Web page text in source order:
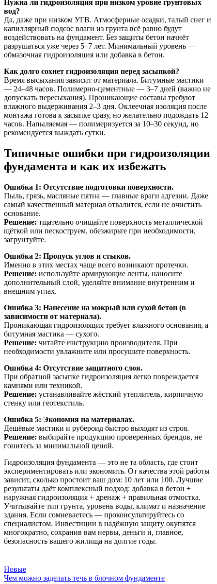
Нужна ли гидроизоляция при низком уровне грунтовых
вод?
Да, даже при низком УГВ. Атмосферные осадки, талый снег и
капиллярный подсос влаги из грунта всё равно будут
воздействовать на фундамент. Без защиты бетон начнёт
разрушаться уже через 5–7 лет. Минимальный уровень —
обмазочная гидроизоляция или добавка в бетон.
Как долго сохнет гидроизоляция перед засыпкой?
Время высыхания зависит от материала. Битумные мастики
— 24–48 часов. Полимерно-цементные — 3–7 дней (важно не
допускать пересыхания). Проникающие составы требуют
влажного выдерживания 2–3 дня. Оклеечная изоляция после
монтажа готова к засыпке сразу, но желательно подождать 12
часов. Напыляемая — полимеризуется за 10–30 секунд, но
рекомендуется выждать сутки.
Типичные ошибки при гидроизоляции
фундамента и как их избежать
Ошибка 1: Отсутствие подготовки поверхности.
Пыль, грязь, масляные пятна — главные враги адгезии. Даже
самый качественный материал отвалится, если не очистить
основание.
Решение: тщательно очищайте поверхность металлической
щёткой или пескоструем, обезжирьте при необходимости,
загрунтуйте.
Ошибка 2: Пропуск углов и стыков.
Именно в этих местах чаще всего возникают протечки.
Решение: используйте армирующие ленты, наносите
дополнительный слой, уделяйте внимание внутренним и
внешним углах.
Ошибка 3: Нанесение на мокрый или сухой бетон (в
зависимости от материала).
Проникающая гидроизоляция требует влажного основания, а
битумная мастика — сухого.
Решение: читайте инструкцию производителя. При
необходимости увлажните или просушите поверхность.
Ошибка 4: Отсутствие защитного слоя.
При обратной засыпке гидроизоляция легко повреждается
камнями или техникой.
Решение: устанавливайте жёсткий утеплитель, кирпичную
стенку или геотекстиль.
Ошибка 5: Экономия на материалах.
Дешёвые мастики и рубероид быстро выходят из строя.
Решение: выбирайте продукцию проверенных брендов, не
гонитесь за минимальной ценой.
Гидроизоляция фундамента — это не та область, где стоит
экспериментировать или экономить. От качества этой работы
зависит, сколько простоит ваш дом: 10 лет или 100. Лучшие
результаты даёт комплексный подход: добавка в бетон +
наружная гидроизоляция + дренаж + правильная отмостка.
Учитывайте тип грунта, уровень воды, климат и назначение
здания. Если сомневаетесь — проконсультируйтесь со
специалистом. Инвестиции в надёжную защиту окупятся
многократно, сохранив вам нервы, деньги и, главное,
безопасность вашего жилища на долгие годы.
Новые
Чем можно заделать течь в блочном фундаменте